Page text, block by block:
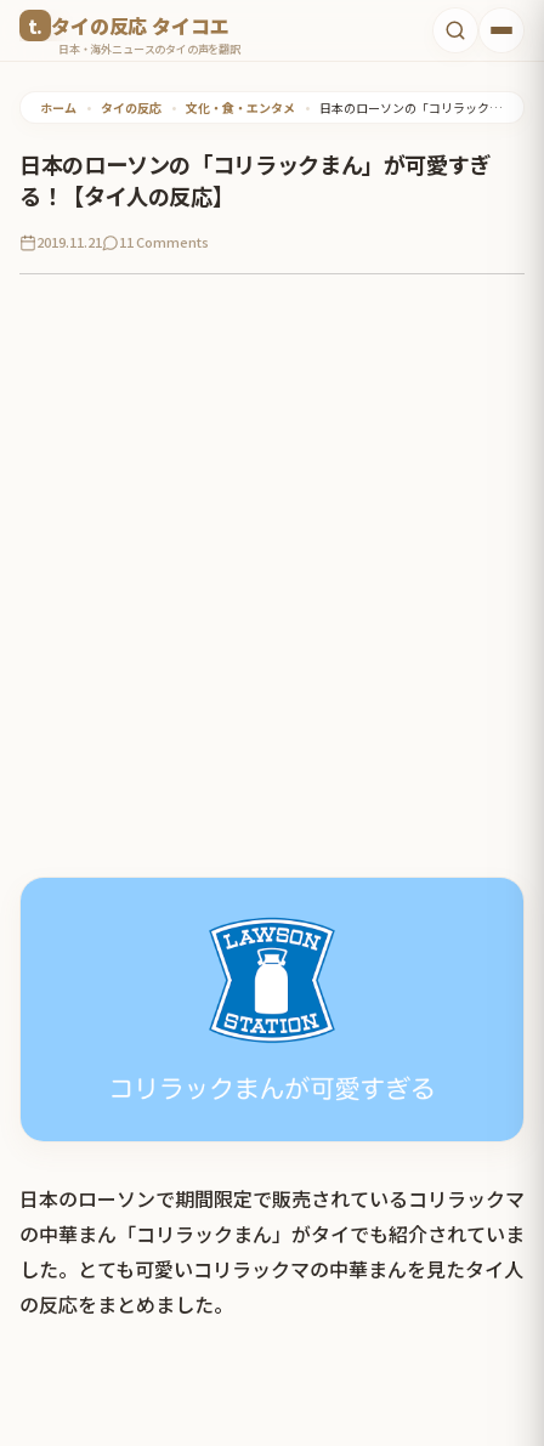
タイの反応 タイコエ
日本・海外ニュースのタイの声を翻訳
ホーム • タイの反応 • 文化・食・エンタメ • 日本のローソンの「コリラックまん」が可愛すぎる！【タイ人の反応】
日本のローソンの「コリラックまん」が可愛すぎ
る！【タイ人の反応】
2019.11.21 11 Comments
日本のローソンで期間限定で販売されているコリラックマ
の中華まん「コリラックまん」がタイでも紹介されていま
した。とても可愛いコリラックマの中華まんを見たタイ人
の反応をまとめました。